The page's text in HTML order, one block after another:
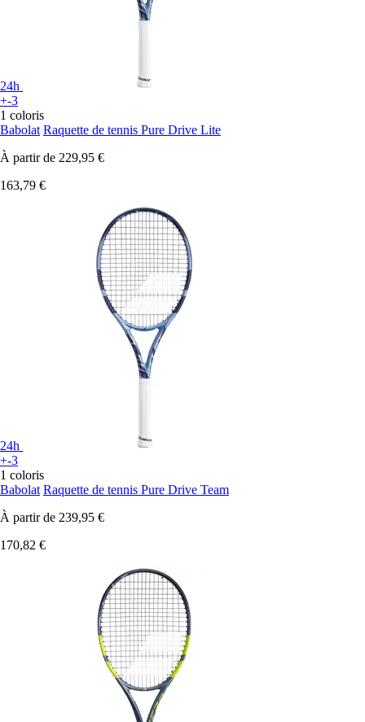
24h
+-3
1 coloris
Babolat Raquette de tennis Pure Drive Lite
À partir de 229,95 €
163,79 €
24h
+-3
1 coloris
Babolat Raquette de tennis Pure Drive Team
À partir de 239,95 €
170,82 €